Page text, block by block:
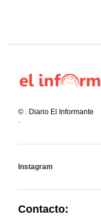
© . Diario El Informante
.
Instagram
Contacto: